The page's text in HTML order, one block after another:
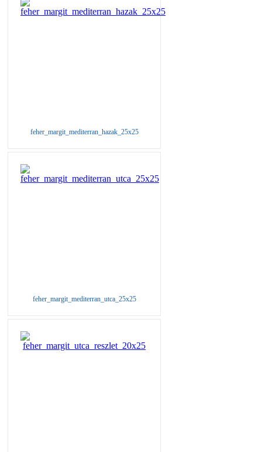
feher_margit_mediterran_hazak_25x25
feher_margit_mediterran_utca_25x25